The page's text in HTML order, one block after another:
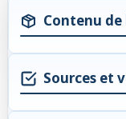
Contenu
Sources et